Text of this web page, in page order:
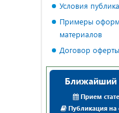
Условия
Примеры
материалов
Договор оферты
Ближайший
Прием
Публикация на